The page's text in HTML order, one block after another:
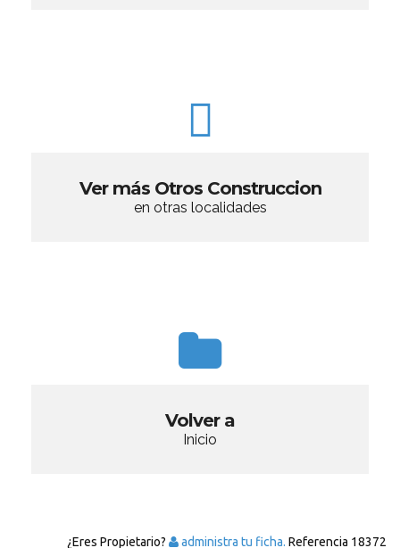
Ver más Otros Construccion
en otras localidades
Volver a
Inicio
¿Eres Propietario? administra tu ficha. Referencia 18372